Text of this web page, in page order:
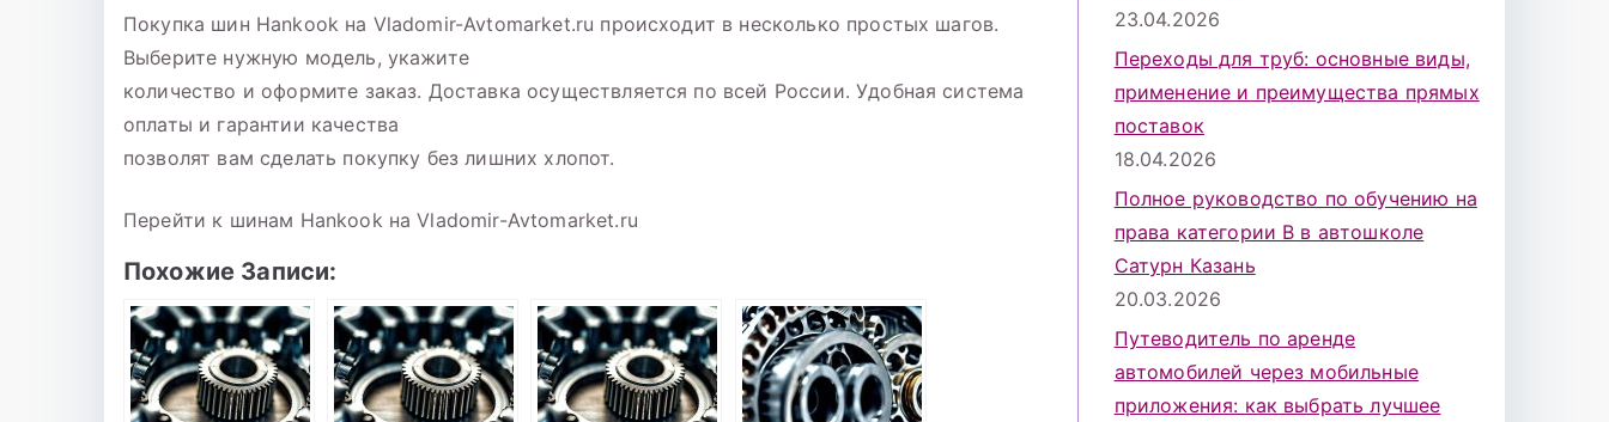
Покупка шин Hankook на Vladomir-Avtomarket.ru происходит в несколько простых шагов.
Выберите нужную модель, укажите
количество и оформите заказ. Доставка осуществляется по всей России. Удобная система
оплаты и гарантии качества
позволят вам сделать покупку без лишних хлопот.
Перейти к шинам Hankook на Vladomir-Avtomarket.ru
Похожие Записи:
23.04.2026
Переходы для труб: основные виды,
применение и преимущества прямых
поставок
18.04.2026
Полное руководство по обучению на
права категории B в автошколе
Сатурн Казань
20.03.2026
Путеводитель по аренде
автомобилей через мобильные
приложения: как выбрать лучшее